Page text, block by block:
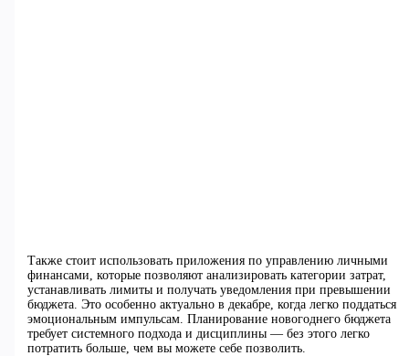
Также стоит использовать приложения по управлению личными
финансами, которые позволяют анализировать категории затрат,
устанавливать лимиты и получать уведомления при превышении
бюджета. Это особенно актуально в декабре, когда легко поддаться
эмоциональным импульсам. Планирование новогоднего бюджета
требует системного подхода и дисциплины — без этого легко
потратить больше, чем вы можете себе позволить.